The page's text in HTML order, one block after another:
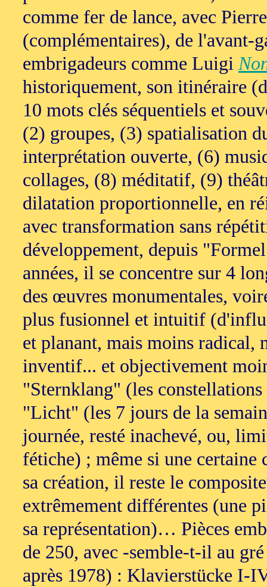
comme fer de lance, avec
(complémentaires), de l'avant-
embrigadeurs comme Luigi
historiquement, son itinéraire
10 mots clés séquentiels et
(2) groupes, (3) spatialisation
interprétation ouverte, (6)
collages, (8) méditatif, (9)
dilatation proportionnelle, en
avec transformation sans
développement, depuis
années, il se concentre sur 4
des œuvres monumentales,
plus fusionnel et intuitif
et planant, mais moins radical,
inventif... et objectivement
"Sternklang" (les
"Licht" (les 7 jours de la
journée, resté inachevé, ou,
fétiche) ; même si une certaine
sa création, il reste le
extrêmement différentes (une
sa représentation)… Pièces
de 250, avec -semble-t-il au
après 1978) : Klavierstücke I-